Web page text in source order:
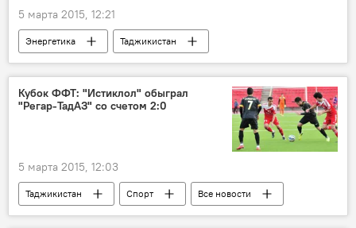
5 марта 2015, 12:21
Энергетика
Таджикистан
Все новости
Имомуддин Сатторов
"Сангтудинская ГЭС-1"
электроэнергия
сотрудничество
Россия долги
Кубок ФФТ: "Истиклол" обыграл
"Регар-ТадАЗ" со счетом 2:0
5 марта 2015, 12:03
Таджикистан Спорт
Все новости
футбол
ФФТ Новости Душанбе